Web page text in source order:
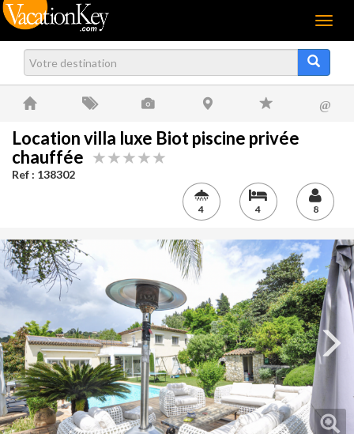
Menu
@
Location villa luxe Biot piscine privée
chauffée
Ref : 138302
4 4 8